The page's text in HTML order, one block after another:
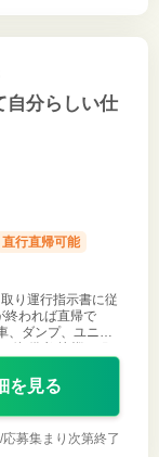
自分らしい仕
直行直帰可能
り運行指示書に従
終われば直帰で
ダンプ、ユニッ
他 備考 挨拶、服
を見る
応募集まり次第終了